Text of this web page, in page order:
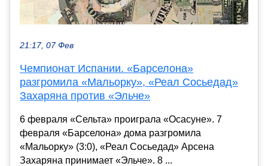
21:17, 07 Фев
Чемпионат Испании. «Барселона»
разгромила «Мальорку», «Реал Сосьедад»
Захаряна против «Эльче»
6 февраля «Сельта» проиграла «Осасуне». 7
февраля «Барселона» дома разгромила
«Мальорку» (3:0), «Реал Сосьедад» Арсена
Захаряна принимает «Эльче». 8 ...